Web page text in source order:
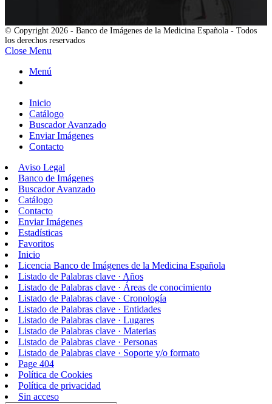
© Copyright 2026 - Banco de Imágenes de la Medicina Española - Todos
los derechos reservados
Close Menu
Menú
Inicio
Catálogo
Buscador Avanzado
Enviar Imágenes
Contacto
Aviso Legal
Banco de Imágenes
Buscador Avanzado
Catálogo
Contacto
Enviar Imágenes
Estadísticas
Favoritos
Inicio
Licencia Banco de Imágenes de la Medicina Española
Listado de Palabras clave · Años
Listado de Palabras clave · Áreas de conocimiento
Listado de Palabras clave · Cronología
Listado de Palabras clave · Entidades
Listado de Palabras clave · Lugares
Listado de Palabras clave · Materias
Listado de Palabras clave · Personas
Listado de Palabras clave · Soporte y/o formato
Page 404
Política de Cookies
Política de privacidad
Sin acceso